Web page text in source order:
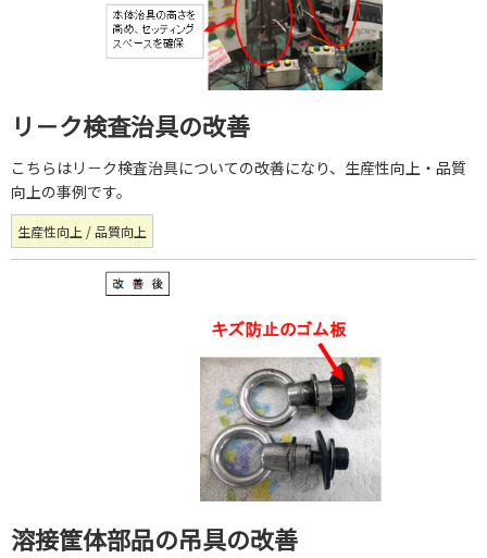
リ－ク検査治具の改善
こちらはリ－ク検査治具についての改善になり、生産性向上・品質
向上の事例です。
生産性向上 / 品質向上
溶接筐体部品の吊具の改善